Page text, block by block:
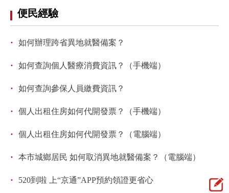
便民經驗
· 如何辦理跨省異地就醫備案？
· 如何查詢個人醫療消費資訊？（手機端）
· 如何查詢參保人員繳費資訊？
· 個人出租住房如何代開發票？（手機端）
· 個人出租住房如何代開發票？（電腦端）
· 本市城鄉居民 如何取消異地就醫備案？（電腦端）
· 520到啦 上“京通”APP預約領證更省心